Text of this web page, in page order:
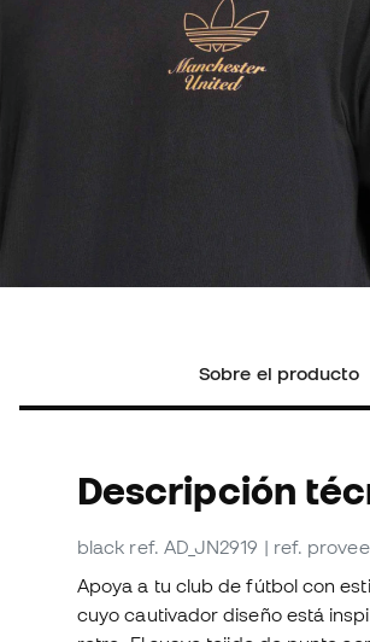
Sobre el producto
Descripción
black ref. AD_JN2919 | ref.
Apoya a tu club de fútbol con
cuyo cautivador diseño está